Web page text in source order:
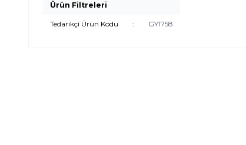
Ürün Filtreleri
Tedarikçi Ürün Kodu : GY1758